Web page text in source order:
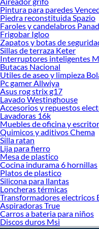
Complementa tu compra con
Sillon
Poltrona
Muebles seccionales
Sillon reclinable
Sofás
Sofa cama
Pintura para paredes
Piedra reconstituida Spazio
Faroles y candelabros
Frigobar Igloo
Zapatos y botas de
Sillas de terraza Keter
Interruptores inteligentes
Butacas Nacional
Utiles de aseo y limpieza
Pc gamer Allwiya
Asus rog strix g17
Lavado Westinghouse
Accesorios y repuestos
Lavadoras 16k
Muebles de oficina y
Quimicos y aditivos Chema
Silla ratan
Lija para fierro
Mesa de plastico
Cocina indurama 6 hornillas
Platos de plastico
Silicona para llantas
Loncheras térmicas
Transformadores electricos
Aspiradoras True
Carros a bateria para niños
Discos duros Msi